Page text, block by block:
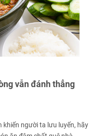
vẫn đánh thẳng
khiến người ta lưu luyến, hãy